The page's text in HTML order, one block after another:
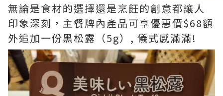
無論是食材的選擇還是烹飪的創意都讓人
印象深刻，主餐牌內產品可享優惠價$68額
外追加一份黑松露（5g）, 儀式感滿滿!